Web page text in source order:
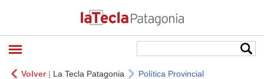
Volver| La Tecla Patagonia Política Provincial